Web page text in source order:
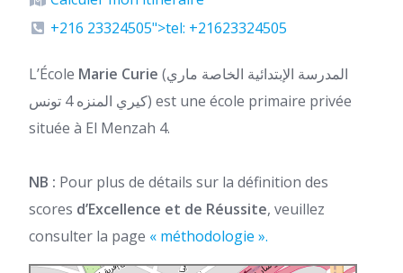
+216 23324505">tel: +21623324505
L’École Marie Curie (المدرسة الإبتدائية الخاصة ماري
كيري المنزه 4 تونس) est une école primaire privée
située à El Menzah 4.
NB : Pour plus de détails sur la définition des
scores d’Excellence et de Réussite, veuillez
consulter la page « méthodologie ».